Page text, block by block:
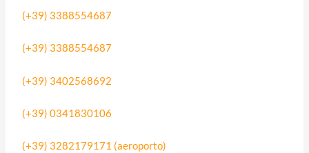
(+39) 3388554687
(+39) 3388554687
(+39) 3402568692
(+39) 0341830106
(+39) 3282179171 (aeroporto)